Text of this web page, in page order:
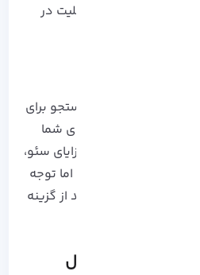
خواهد شد. این قابلیت در
به موتور های جستجو برای
در افزونه رنک مث برای شما
باشید که یکی از مزایای سئو،
ایندکس سریع صفحات با قابلیت Api گوگل است. اما توجه
یواست، شما می توانید از گزینه
و سرچ کنسول